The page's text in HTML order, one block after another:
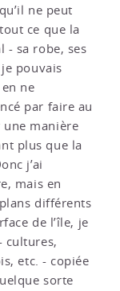
ne peut
ce que la
- sa robe, ses
pouvais
ne
par faire au
manière
plus que la
j’ai
mais en
différents
de l’île, je
cultures,
etc. - copiée
sorte